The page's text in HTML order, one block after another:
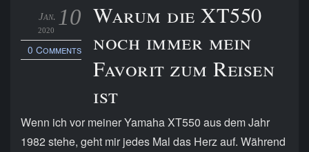
10
Jan.
2020
0 Comments
Warum die XT550
noch immer mein
Favorit zum Reisen
ist
Wenn ich vor meiner Yamaha XT550 aus dem Jahr
1982 stehe, geht mir jedes Mal das Herz auf. Während